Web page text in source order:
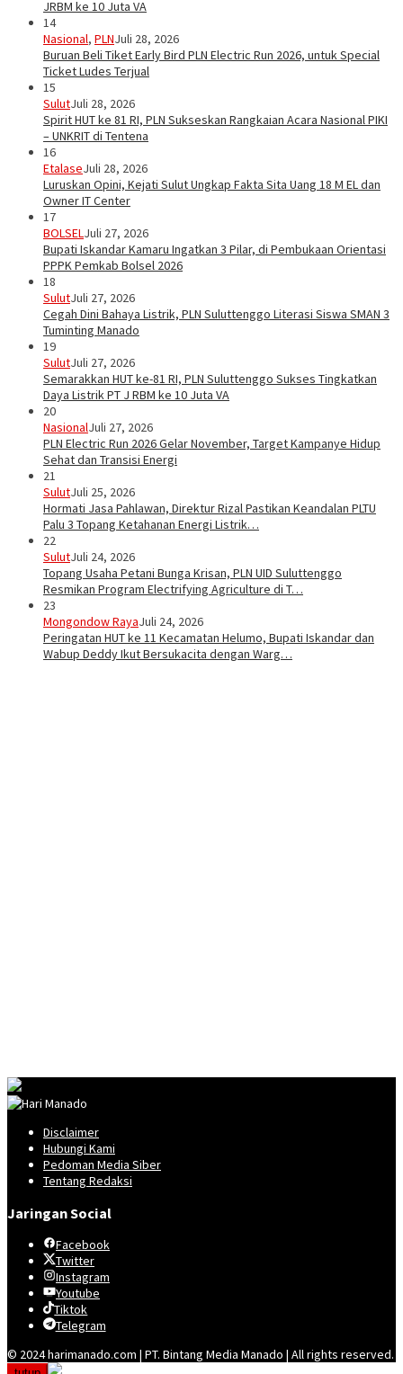
JRBM ke 10 Juta VA
14
Nasional, PLNJuli 28, 2026
Buruan Beli Tiket Early Bird PLN Electric Run 2026, untuk Special
Ticket Ludes Terjual
15
SulutJuli 28, 2026
Spirit HUT ke 81 RI, PLN Sukseskan Rangkaian Acara Nasional PIKI
– UNKRIT di Tentena
16
EtalaseJuli 28, 2026
Luruskan Opini, Kejati Sulut Ungkap Fakta Sita Uang 18 M EL dan
Owner IT Center
17
BOLSELJuli 27, 2026
Bupati Iskandar Kamaru Ingatkan 3 Pilar, di Pembukaan Orientasi
PPPK Pemkab Bolsel 2026
18
SulutJuli 27, 2026
Cegah Dini Bahaya Listrik, PLN Suluttenggo Literasi Siswa SMAN 3
Tuminting Manado
19
SulutJuli 27, 2026
Semarakkan HUT ke-81 RI, PLN Suluttenggo Sukses Tingkatkan
Daya Listrik PT J RBM ke 10 Juta VA
20
NasionalJuli 27, 2026
PLN Electric Run 2026 Gelar November, Target Kampanye Hidup
Sehat dan Transisi Energi
21
SulutJuli 25, 2026
Hormati Jasa Pahlawan, Direktur Rizal Pastikan Keandalan PLTU
Palu 3 Topang Ketahanan Energi Listrik…
22
SulutJuli 24, 2026
Topang Usaha Petani Bunga Krisan, PLN UID Suluttenggo
Resmikan Program Electrifying Agriculture di T…
23
Mongondow RayaJuli 24, 2026
Peringatan HUT ke 11 Kecamatan Helumo, Bupati Iskandar dan
Wabup Deddy Ikut Bersukacita dengan Warg…
Disclaimer
Hubungi Kami
Pedoman Media Siber
Tentang Redaksi
Jaringan Social
Facebook
Twitter
Instagram
Youtube
Tiktok
Telegram
© 2024 harimanado.com | PT. Bintang Media Manado | All rights reserved.